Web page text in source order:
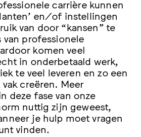
carrière kunnen
en/of instellingen
van door “kansen” te
van professionele
komen veel
in onderbetaald werk,
te veel leveren en zo een
creëren. Meer
deze fase van onze
nuttig zijn geweest,
je hulp moet vragen
vinden.